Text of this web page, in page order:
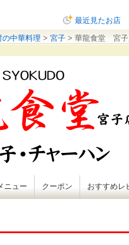
最近見たお店
中華料理 > 宮子 > 華龍食堂 宮
ニュー クーポン おすすめレ